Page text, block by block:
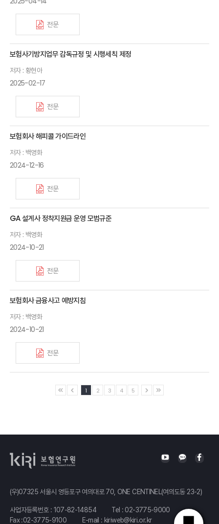
전문
보험사기방지업무 감독규정 및 시행세칙 제정
저자 : 황현아
2025-02-17
전문
보험회사 해피콜 가이드라인
저자 : 백영화
2024-12-16
전문
GA 설계사 정착지원금 운영 모범규준
저자 : 백영화
2024-10-21
전문
보험회사 금융사고 예방지침
저자 : 백영화
2024-10-21
전문
1 2 3 4 5
(우)07325 서울시 영등포구 여의대로 70, ONE CENTINEL(여의도동 23-2)
사업자등록번호 : 107-82-14854 Tel : 02-3775-9000
Fax :02-3775-9100
E-mail : kiriweb@kiri.or.kr